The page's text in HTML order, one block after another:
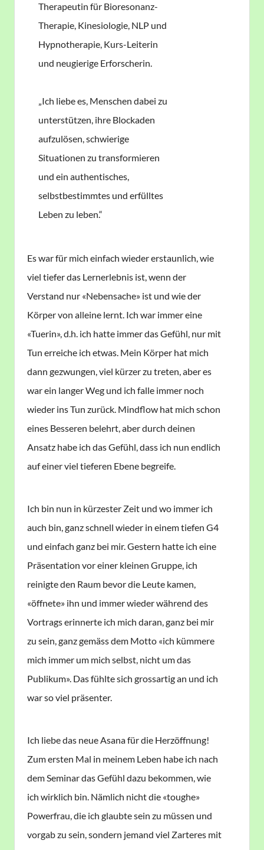
Therapeutin für Bioresonanz-
Therapie, Kinesiologie, NLP und
Hypnotherapie, Kurs-Leiterin
und neugierige Erforscherin.
„Ich liebe es, Menschen dabei zu
unterstützen, ihre Blockaden
aufzulösen, schwierige
Situationen zu transformieren
und ein authentisches,
selbstbestimmtes und erfülltes
Leben zu leben.“
Es war für mich einfach wieder erstaunlich, wie
viel tiefer das Lernerlebnis ist, wenn der
Verstand nur «Nebensache» ist und wie der
Körper von alleine lernt. Ich war immer eine
«Tuerin», d.h. ich hatte immer das Gefühl, nur mit
Tun erreiche ich etwas. Mein Körper hat mich
dann gezwungen, viel kürzer zu treten, aber es
war ein langer Weg und ich falle immer noch
wieder ins Tun zurück. Mindflow hat mich schon
eines Besseren belehrt, aber durch deinen
Ansatz habe ich das Gefühl, dass ich nun endlich
auf einer viel tieferen Ebene begreife.
Ich bin nun in kürzester Zeit und wo immer ich
auch bin, ganz schnell wieder in einem tiefen G4
und einfach ganz bei mir. Gestern hatte ich eine
Präsentation vor einer kleinen Gruppe, ich
reinigte den Raum bevor die Leute kamen,
«öffnete» ihn und immer wieder während des
Vortrags erinnerte ich mich daran, ganz bei mir
zu sein, ganz gemäss dem Motto «ich kümmere
mich immer um mich selbst, nicht um das
Publikum». Das fühlte sich grossartig an und ich
war so viel präsenter.
Ich liebe das neue Asana für die Herzöffnung!
Zum ersten Mal in meinem Leben habe ich nach
dem Seminar das Gefühl dazu bekommen, wie
ich wirklich bin. Nämlich nicht die «toughe»
Powerfrau, die ich glaubte sein zu müssen und
vorgab zu sein, sondern jemand viel Zarteres mit